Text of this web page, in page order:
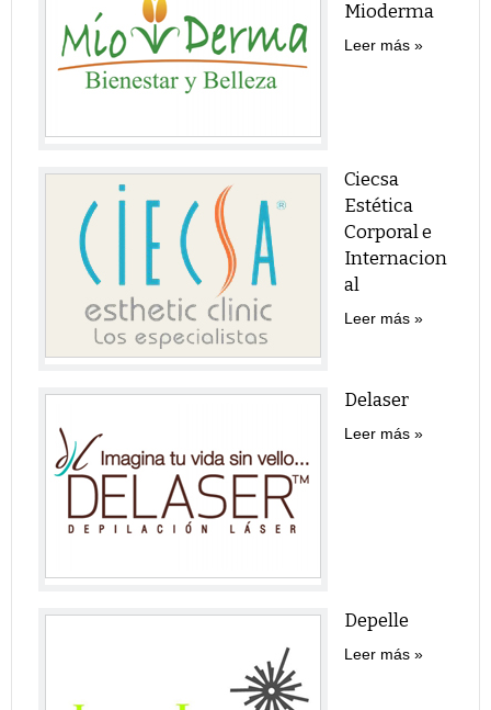
Mioderma
Leer más
Ciecsa
Estética
Corporal e
Internacion
al
Leer más
Delaser
Leer más
Depelle
Leer más